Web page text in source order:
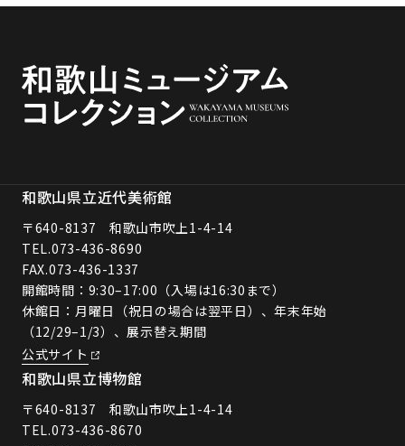
和歌山県立近代美術館
〒640-8137 和歌山市吹上1-4-14
TEL.073-436-8690
FAX.073-436-1337
開館時間：9:30–17:00（入場は16:30まで）
休館日：月曜日（祝日の場合は翌平日）、年末年始
（12/29–1/3）、展示替え期間
公式サイト
和歌山県立博物館
〒640-8137 和歌山市吹上1-4-14
TEL.073-436-8670